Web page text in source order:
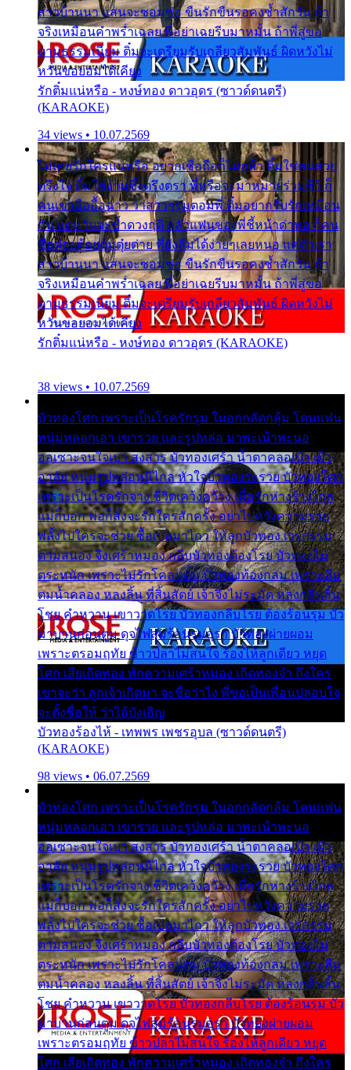
สาวบ้านนา แสนจะซอมซ่อ ขืนรักขืนรอคงช้ำสักวัน ถ้า
จริงเหมือนคำพร่ำเฉลย พี่อย่าเฉยรีบมาหมั้น ถ้าพี่สู่ขอ
ตามธรรมเนียม ติ๋มจะเตรียมรับเกลียวสัมพันธ์ ผิดหวังไม่
หวั่นขอยอมได้เคียง
รักติ๋มแน่หรือ - หงษ์ทอง ดาวอุดร (ซาวด์ดนตรี)
(KARAOKE)
34 views • 10.07.2569
ไม่เคยรักใครแน่หรือ อยากเชื่อถือก็ไม่กล้า ติ๋มใช่คนสวย
ตรึงใจ ติ๋มใช่งามซึ้งตรึงตรา พี่หรือจะมาหมายร่วมชีวี ก็
คนเขาลืออื้อฉาว ว่าสาวๆรุมตอมพี่ ติ๋มอยากรับรักเหมือน
กัน แต่หวั่นจะช้ำดวงฤดี กลัวแฟนของพี่ชี้หน้าด่าทอ ก็คน
ชื่อต๋อยต้อยตุ้มตุ๋ยต่าย พี่ยังลืมได้ง่ายๆเลยหนอ แค่ตัวเรา
สาวบ้านนา แสนจะซอมซ่อ ขืนรักขืนรอคงช้ำสักวัน ถ้า
จริงเหมือนคำพร่ำเฉลย พี่อย่าเฉยรีบมาหมั้น ถ้าพี่สู่ขอ
ตามธรรมเนียม ติ๋มจะเตรียมรับเกลียวสัมพันธ์ ผิดหวังไม่
หวั่นขอยอมได้เคียง
รักติ๋มแน่หรือ - หงษ์ทอง ดาวอุดร (KARAOKE)
38 views • 10.07.2569
บัวทองโศก เพราะเป็นโรครักรุม ในอกกลัดกลุ้ม โดนแฟน
หนุ่มหลอกเอา เขารวย และรูปหล่อ มาพะเน้าพะนอ
ออเซาะจนใจเบา สงสาร บัวทองเศร้า น้ำตาคลอเบ้า เฝ้า
อาลัย หนุ่มรูปหล่อหนีไกล หัวใจบัวทองระรวย บัวทองโศก
เพราะเป็นโรครักจาง ชีวิตเคว้งคว้าง เมื่อรักห่างร้างไกล
แม่ก็บอก พ่อก็สั่งจะรักใครสักครั้ง อย่าไปหวังความรวย
พลั้งไปใครจะช่วย ซื้อเปลมาไกว ให้ลูกบัวทอง เวรกรรม
ตามสนอง จึงเศร้าหมอง กลีบบัวทองต้องโรย บัวทองไม่
ตระหนัก เพราะไม่รักโคลนตม บัวทองท้องกลม เพราะลืม
ตมน้ำคลอง หลงลิ้น ที่สิ้นสัตย์ เจ้าจึงไม่ระมัด หลงกลิ่นลิ้น
โชย คำหวาน เขาวาดโรย บัวทองกลีบโรย ต้องร้อนรุม บัว
มาบานก่อนตูม ดุจไฟสุมร้อนรุมอุรา บัวทองผ่ายผอม
เพราะตรอมฤทัย ข้าวปลาไม่สนใจ ร้องไห้ลูกเดียว หยุด
โศก เสียเถิดทอง พักความเศร้าหมอง เถิดทองจ๋า ถึงใคร
เขาจะว่า ลูกเจ้าเกิดมา จะชื่อว่าไง พี่ขอเป็นเพื่อนปลอบใจ
จะตั้งชื่อให้ ว่าไอ้บังเอิญ
บัวทองร้องไห้ - เทพพร เพชรอุบล (ซาวด์ดนตรี)
(KARAOKE)
98 views • 06.07.2569
บัวทองโศก เพราะเป็นโรครักรุม ในอกกลัดกลุ้ม โดนแฟน
หนุ่มหลอกเอา เขารวย และรูปหล่อ มาพะเน้าพะนอ
ออเซาะจนใจเบา สงสาร บัวทองเศร้า น้ำตาคลอเบ้า เฝ้า
อาลัย หนุ่มรูปหล่อหนีไกล หัวใจบัวทองระรวย บัวทองโศก
เพราะเป็นโรครักจาง ชีวิตเคว้งคว้าง เมื่อรักห่างร้างไกล
แม่ก็บอก พ่อก็สั่งจะรักใครสักครั้ง อย่าไปหวังความรวย
พลั้งไปใครจะช่วย ซื้อเปลมาไกว ให้ลูกบัวทอง เวรกรรม
ตามสนอง จึงเศร้าหมอง กลีบบัวทองต้องโรย บัวทองไม่
ตระหนัก เพราะไม่รักโคลนตม บัวทองท้องกลม เพราะลืม
ตมน้ำคลอง หลงลิ้น ที่สิ้นสัตย์ เจ้าจึงไม่ระมัด หลงกลิ่นลิ้น
โชย คำหวาน เขาวาดโรย บัวทองกลีบโรย ต้องร้อนรุม บัว
มาบานก่อนตูม ดุจไฟสุมร้อนรุมอุรา บัวทองผ่ายผอม
เพราะตรอมฤทัย ข้าวปลาไม่สนใจ ร้องไห้ลูกเดียว หยุด
โศก เสียเถิดทอง พักความเศร้าหมอง เถิดทองจ๋า ถึงใคร